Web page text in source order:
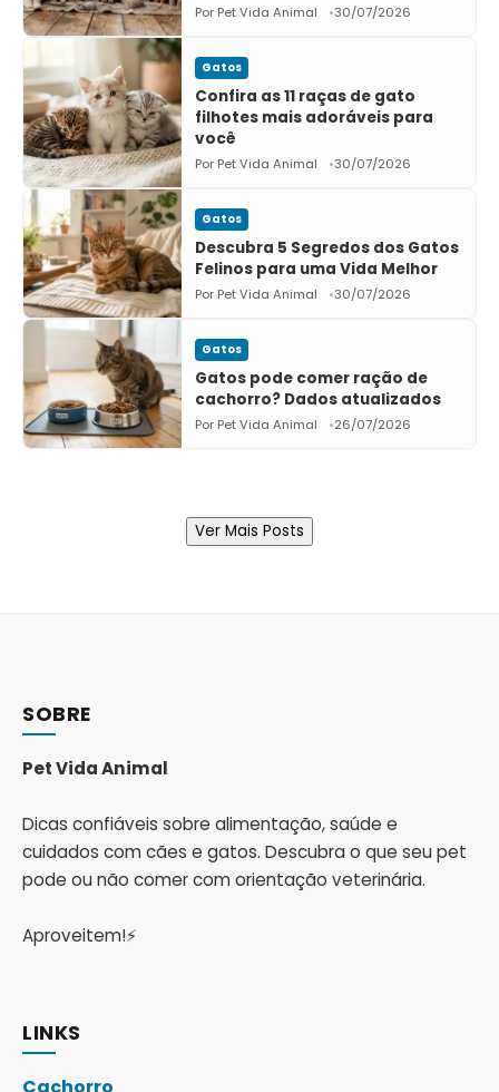
Por Pet Vida Animal 30/07/2026
Gatos
Confira as 11 raças de gato
filhotes mais adoráveis para
você
Por Pet Vida Animal 30/07/2026
Gatos
Descubra 5 Segredos dos Gatos
Felinos para uma Vida Melhor
Por Pet Vida Animal 30/07/2026
Gatos
Gatos pode comer ração de
cachorro? Dados atualizados
Por Pet Vida Animal 26/07/2026
Ver Mais Posts
SOBRE
Pet Vida Animal
Dicas confiáveis sobre alimentação, saúde e
cuidados com cães e gatos. Descubra o que seu pet
pode ou não comer com orientação veterinária.
Aproveitem!⚡
LINKS